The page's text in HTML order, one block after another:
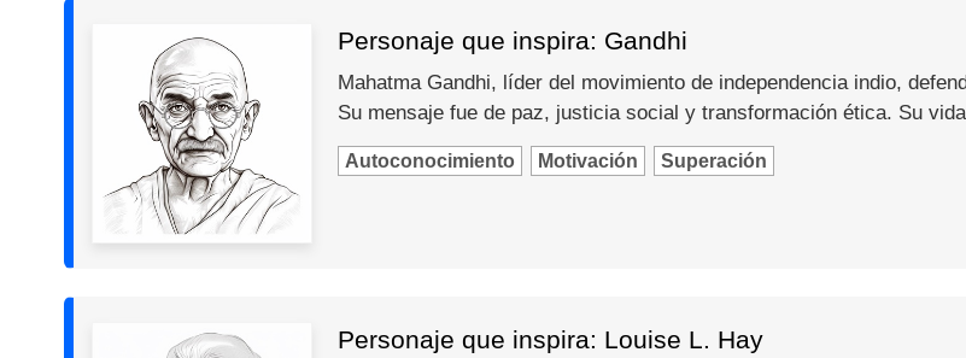
Personaje que inspira: Gandhi
Mahatma Gandhi, líder del movimiento de independencia indio,
Su mensaje fue de paz, justicia social y transformación ética. Su
Autoconocimiento Motivación Superación
Personaje que inspira: Louise L. Hay